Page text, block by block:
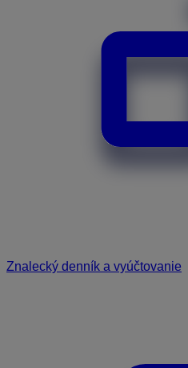
Znalecký denník a vyúčtovanie